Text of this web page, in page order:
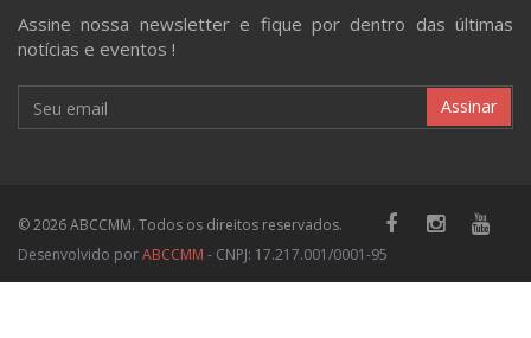
Assine nossa newsletter e fique por dentro das últimas
notícias e eventos !
Assinar
© 2026 ABCCMM. Todos os direitos reservados.
Desenvolvido porABCCMM - CNPJ: 17.217.001/0001-95